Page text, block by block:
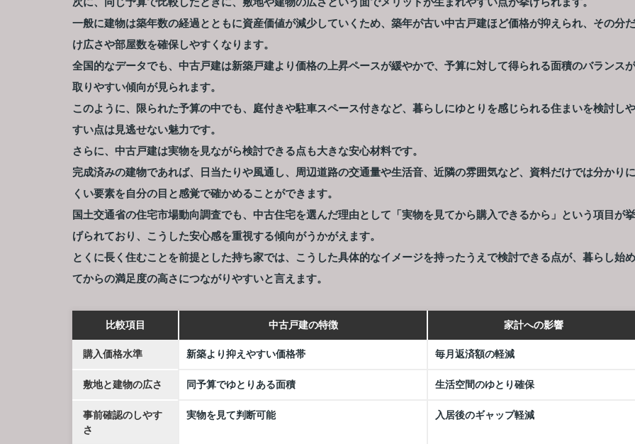
一般に建物は築年数の経過とともに資産価値が減少していくため、築年が古い中古戸建ほど価格が抑えられ、その分だ
け広さや部屋数を確保しやすくなります。
全国的なデータでも、中古戸建は新築戸建より価格の上昇ペースが緩やかで、予算に対して得られる面積のバランスが
取りやすい傾向が見られます。
このように、限られた予算の中でも、庭付きや駐車スペース付きなど、暮らしにゆとりを感じられる住まいを検討しや
すい点は見逃せない魅力です。
さらに、中古戸建は実物を見ながら検討できる点も大きな安心材料です。
完成済みの建物であれば、日当たりや風通し、周辺道路の交通量や生活音、近隣の雰囲気など、資料だけでは分かりに
くい要素を自分の目と感覚で確かめることができます。
国土交通省の住宅市場動向調査でも、中古住宅を選んだ理由として「実物を見てから購入できるから」という項目が挙
げられており、こうした安心感を重視する傾向がうかがえます。
とくに長く住むことを前提とした持ち家では、こうした具体的なイメージを持ったうえで検討できる点が、暮らし始め
てからの満足度の高さにつながりやすいと言えます。
比較項目 中古戸建の特徴 家計への影響
購入価格水準 新築より抑えやすい価格帯 毎月返済額の軽減
敷地と建物の広さ 同予算でゆとりある面積 生活空間のゆとり確保
事前確認のしやす
さ
実物を見て判断可能 入居後のギャップ軽減